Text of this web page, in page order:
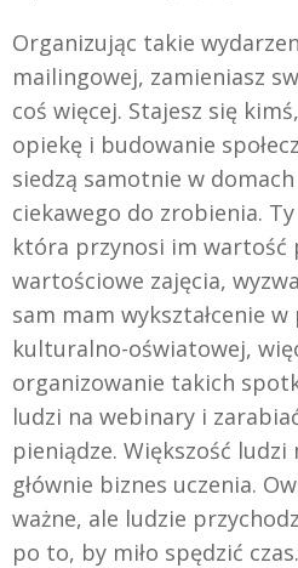
Organizując takie
mailingowej, zamieniasz
coś więcej. Stajesz się
opiekę i budowanie
siedzą samotnie w
ciekawego do zrobienia.
która przynosi im wartość
wartościowe zajęcia,
sam mam wykształcenie w
kulturalno-oświatowej,
organizowanie takich
ludzi na webinary i
pieniądze. Większość
głównie biznes uczenia.
ważne, ale ludzie
po to, by miło spędzić